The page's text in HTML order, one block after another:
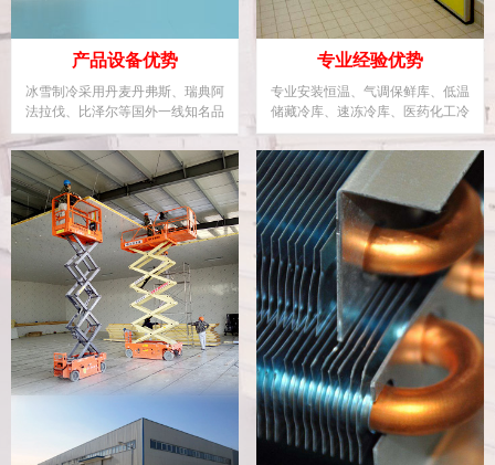
产品设备优势
冰雪制冷采用丹麦丹弗斯、瑞典阿
法拉伐、比泽尔等国外一线知名品
牌制冷企业设备。
专业经验优势
专业安装恒温、气调保鲜库、低温
储藏冷库、速冻冷库、医药化工冷
库、大型物流冷库等。